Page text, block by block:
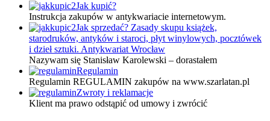
Jak kupić?
Instrukcja zakupów w antykwariacie internetowym.
Jak sprzedać? Zasady skupu książek,
starodruków, antyków i staroci, płyt winylowych, pocztówek
i dzieł sztuki. Antykwariat Wrocław
Nazywam się Stanisław Karolewski – dorastałem
Regulamin
Regulamin REGULAMIN zakupów na www.szarlatan.pl
Zwroty i reklamacje
Klient ma prawo odstąpić od umowy i zwrócić